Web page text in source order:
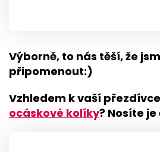
Výborně, to nás těší, že
připomenout:)
Vzhledem k vaší
ocáskové kolíky? Nosíte